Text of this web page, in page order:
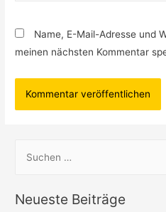
Name, E-Mail-Adresse und
meinen nächsten Kommentar
hNeueste Beiträge